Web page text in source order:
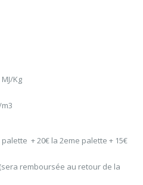
Kg
+ 20€ la 2eme palette + 15€
remboursée au retour de la